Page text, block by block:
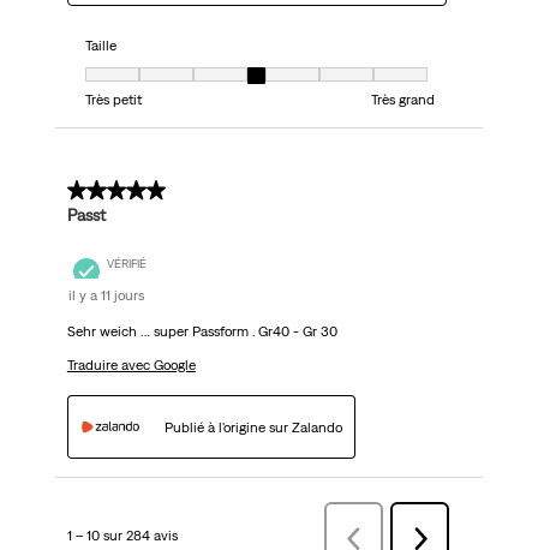
Taille
Taille, 4 sur 7, où 1 est égal à Très petit et 7 est égal à Très grand
Très petit
Très grand
5 sur 5 étoiles.
Passt
VÉRIFIÉ
il y a 11 jours
Sehr weich … super Passform . Gr40 - Gr 30
Traduire avec Google
Publié à l'origine sur Zalando
1 – 10 sur 284 avis PrécédentavisSuivant